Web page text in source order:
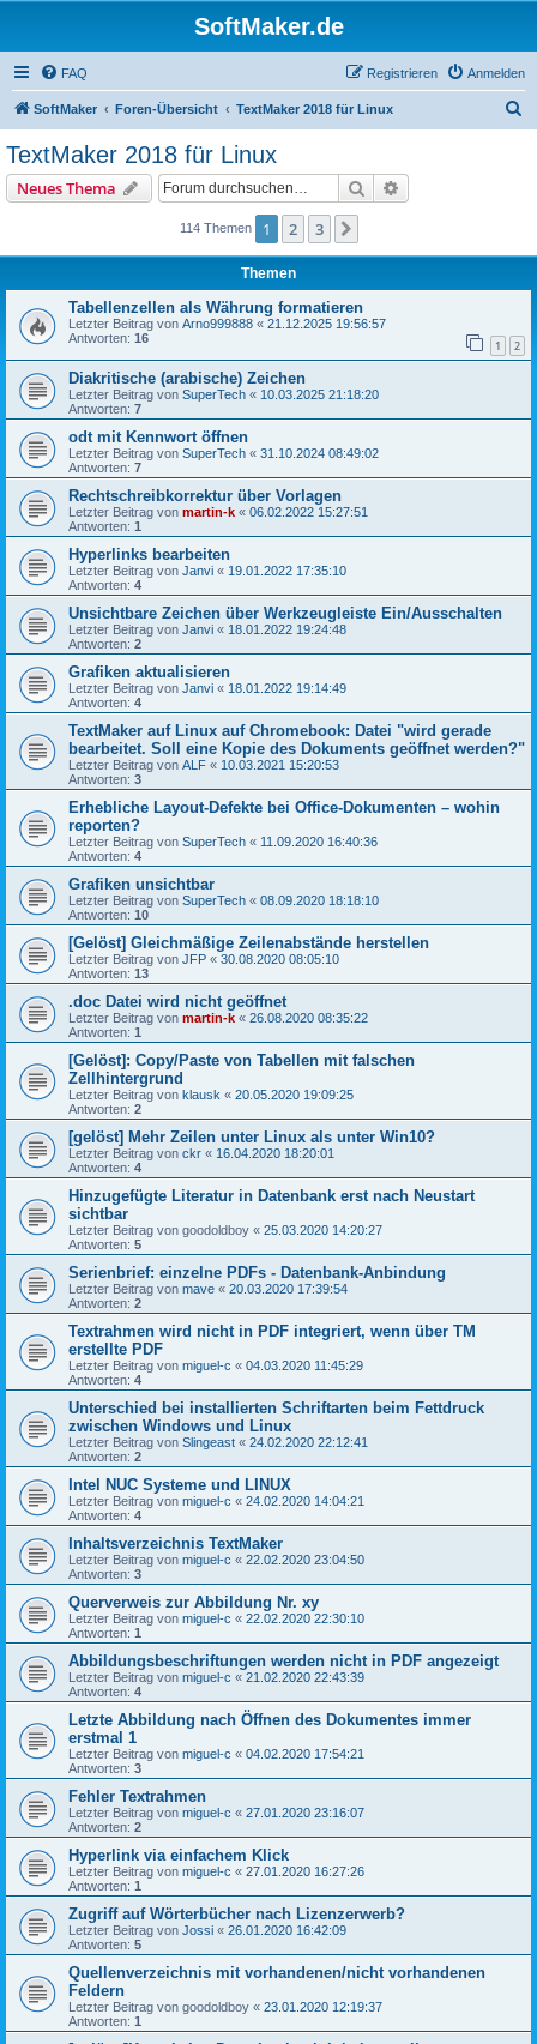
SoftMaker.de
FAQ Anmelden
Registrieren
SoftMaker Foren-Übersicht TextMaker 2018 für Linux
TextMaker 2018 für Linux
Neues Thema Suche
114 Themen 1 2 3
Themen
Tabellenzellen als Währung formatieren
Letzter Beitrag von Arno999888 « 21.12.2025 19:56:57
Antworten: 16 1 2
Diakritische (arabische) Zeichen
Letzter Beitrag von SuperTech « 10.03.2025 21:18:20
Antworten: 7
odt mit Kennwort öffnen
Letzter Beitrag von SuperTech « 31.10.2024 08:49:02
Antworten: 7
Rechtschreibkorrektur über Vorlagen
Letzter Beitrag von martin-k « 06.02.2022 15:27:51
Antworten: 1
Hyperlinks bearbeiten
Letzter Beitrag von Janvi « 19.01.2022 17:35:10
Antworten: 4
Unsichtbare Zeichen über Werkzeugleiste Ein/Ausschalten
Letzter Beitrag von Janvi « 18.01.2022 19:24:48
Antworten: 2
Grafiken aktualisieren
Letzter Beitrag von Janvi « 18.01.2022 19:14:49
Antworten: 4
TextMaker auf Linux auf Chromebook: Datei "wird gerade
bearbeitet. Soll eine Kopie des Dokuments geöffnet werden?"
Letzter Beitrag von ALF « 10.03.2021 15:20:53
Antworten: 3
Erhebliche Layout-Defekte bei Office-Dokumenten – wohin
reporten?
Letzter Beitrag von SuperTech « 11.09.2020 16:40:36
Antworten: 4
Grafiken unsichtbar
Letzter Beitrag von SuperTech « 08.09.2020 18:18:10
Antworten: 10
[Gelöst] Gleichmäßige Zeilenabstände herstellen
Letzter Beitrag von JFP « 30.08.2020 08:05:10
Antworten: 13
.doc Datei wird nicht geöffnet
Letzter Beitrag von martin-k « 26.08.2020 08:35:22
Antworten: 1
[Gelöst]: Copy/Paste von Tabellen mit falschen
Zellhintergrund
Letzter Beitrag von klausk « 20.05.2020 19:09:25
Antworten: 2
[gelöst] Mehr Zeilen unter Linux als unter Win10?
Letzter Beitrag von ckr « 16.04.2020 18:20:01
Antworten: 4
Hinzugefügte Literatur in Datenbank erst nach Neustart
sichtbar
Letzter Beitrag von goodoldboy « 25.03.2020 14:20:27
Antworten: 5
Serienbrief: einzelne PDFs - Datenbank-Anbindung
Letzter Beitrag von mave « 20.03.2020 17:39:54
Antworten: 2
Textrahmen wird nicht in PDF integriert, wenn über TM
erstellte PDF
Letzter Beitrag von miguel-c « 04.03.2020 11:45:29
Antworten: 4
Unterschied bei installierten Schriftarten beim Fettdruck
zwischen Windows und Linux
Letzter Beitrag von Slingeast « 24.02.2020 22:12:41
Antworten: 2
Intel NUC Systeme und LINUX
Letzter Beitrag von miguel-c « 24.02.2020 14:04:21
Antworten: 4
Inhaltsverzeichnis TextMaker
Letzter Beitrag von miguel-c « 22.02.2020 23:04:50
Antworten: 3
Querverweis zur Abbildung Nr. xy
Letzter Beitrag von miguel-c « 22.02.2020 22:30:10
Antworten: 1
Abbildungsbeschriftungen werden nicht in PDF angezeigt
Letzter Beitrag von miguel-c « 21.02.2020 22:43:39
Antworten: 4
Letzte Abbildung nach Öffnen des Dokumentes immer
erstmal 1
Letzter Beitrag von miguel-c « 04.02.2020 17:54:21
Antworten: 3
Fehler Textrahmen
Letzter Beitrag von miguel-c « 27.01.2020 23:16:07
Antworten: 2
Hyperlink via einfachem Klick
Letzter Beitrag von miguel-c « 27.01.2020 16:27:26
Antworten: 1
Zugriff auf Wörterbücher nach Lizenzerwerb?
Letzter Beitrag von Jossi « 26.01.2020 16:42:09
Antworten: 5
Quellenverzeichnis mit vorhandenen/nicht vorhandenen
Feldern
Letzter Beitrag von goodoldboy « 23.01.2020 12:19:37
Antworten: 1